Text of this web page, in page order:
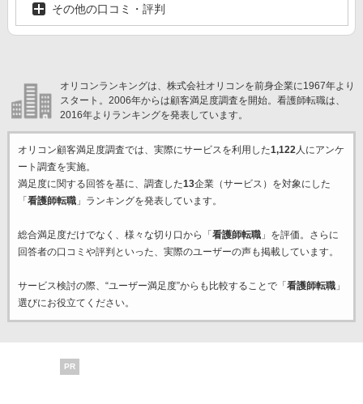
その他の口コミ・評判
オリコンランキングは、株式会社オリコンを前身企業に1967年より
スタート。2006年からは顧客満足度調査を開始。看護師転職は、
2016年よりランキングを発表しています。
オリコン顧客満足度調査では、実際にサービスを利用した1,122人にアンケ
ート調査を実施。
満足度に関する回答を基に、調査した13企業（サービス）を対象にした
「看護師転職」ランキングを発表しています。
総合満足度だけでなく、様々な切り口から「看護師転職」を評価。さらに
回答者の口コミや評判といった、実際のユーザーの声も掲載しています。
サービス検討の際、“ユーザー満足度”からも比較することで「看護師転職」
選びにお役立てください。
PR